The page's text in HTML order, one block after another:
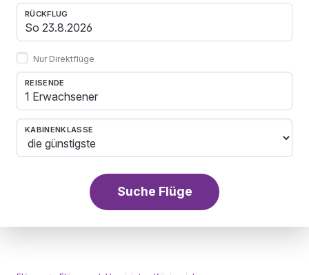
RÜCKFLUG
Nur Direktflüge
REISENDE
1 Erwachsener
KABINENKLASSE
Suche Flüge